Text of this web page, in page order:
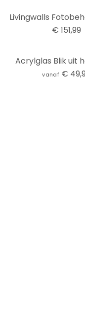
€ 151,99
Acrylglas Blik uit
vanaf €